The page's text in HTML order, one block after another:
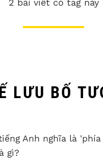
2 bài viết có tag này
LƯU BỐ
Anh nghĩa là
gì?